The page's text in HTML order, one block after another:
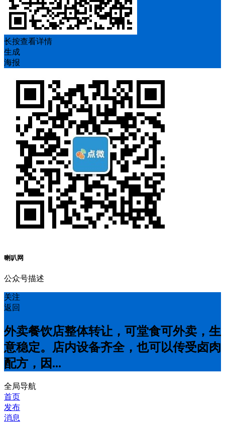
长按查看详情
生成
海报
喇叭网
公众号描述
关注
返回
外卖餐饮店整体转让，可堂食可外卖，生
意稳定。店内设备齐全，也可以传受卤肉
配方，因...
全局导航
首页
发布
消息